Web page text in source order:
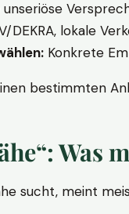
unseriöse
DEKRA, lokale
Konkrete
bestimmten
Was
sucht, meint